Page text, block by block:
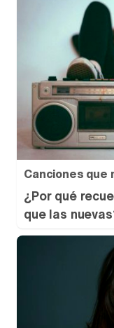
Canciones que
¿Por qué
que las